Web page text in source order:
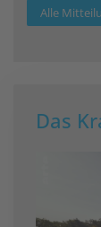
Alle
Das